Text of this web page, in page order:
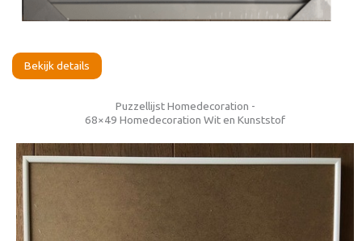
Bekijk details
Puzzellijst Homedecoration -
68×49 Homedecoration Wit en Kunststof